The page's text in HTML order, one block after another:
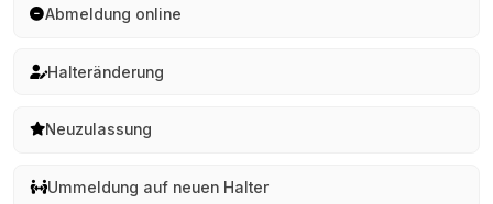
Abmeldung online
Halteränderung
Neuzulassung
Ummeldung auf neuen Halter